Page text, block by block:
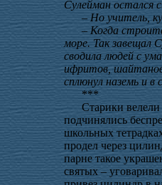
Сулейман остался
– Но учитель,
– Когда
море. Так завещал
сводила людей с
ифритов, шайтанов
сплюнул наземь и в
***
Старики
подчинялись
школьных
продел через
парне такое
святых –